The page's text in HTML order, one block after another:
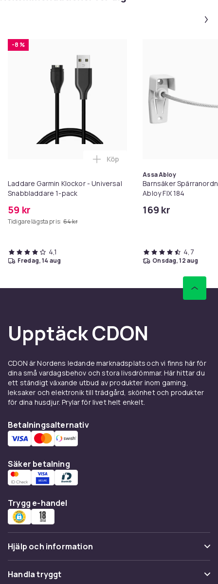
-8 %
Laddare Garmin Klockor - Universal
Snabbladdare 1-pack
59 kr
Tidigare lägsta pris: 64 kr
Lägg till Laddare Garmin
Köp
4,1
fredag, 14 aug
Assa Abloy
Barnsäker
Abloy FIX 184
169 kr
4,7
onsdag, 12 aug
Upptäck CDON
CDON är Nordens ledande marknadsplats och vi finns här för
dina små vardagsbehov och stora livsdrömmar. Här hittar du
ett ständigt växande utbud av produkter inom gaming,
leksaker och elektronik till trädgård, skönhet och produkter
för dina husdjur. Prylar för livet helt enkelt.
Betalningsalternativ
Säker betalning
Trygg e-handel
Hjälp och information
Vanliga frågor
Handla tryggt